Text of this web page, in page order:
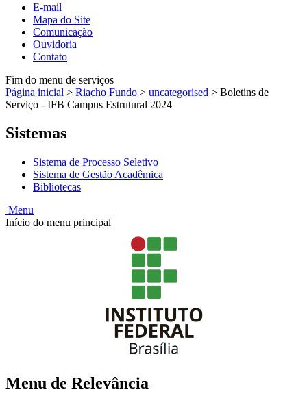
E-mail
Mapa do Site
Comunicação
Ouvidoria
Contato
Fim do menu de serviços
Página inicial > Riacho Fundo > uncategorised > Boletins de
Serviço - IFB Campus Estrutural 2024
Sistemas
Sistema de Processo Seletivo
Sistema de Gestão Acadêmica
Bibliotecas
Menu
Início do menu principal
Menu de Relevância